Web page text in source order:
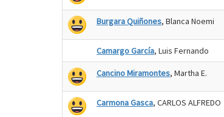
Burgara Quiñones, Blanca Noemi
Camargo García, Luis Fernando
Cancino Miramontes, Martha E.
Carmona Gasca, CARLOS ALFREDO